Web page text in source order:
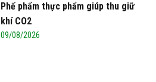
Phế phẩm thực phẩm giúp thu giữ
khí CO2
09/08/2026